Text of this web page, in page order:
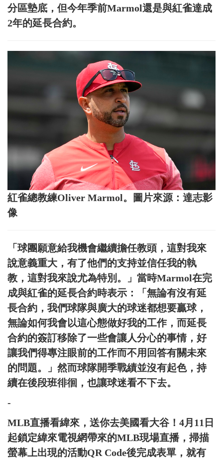
分區墊底，但今年季前Marmol還是與紅雀達成
2年的延長合約。
紅雀總教練Oliver Marmol。圖片來源：達志影
像
「球團願意給我機會繼續擔任教頭，這對我來
說意義重大，有了他們的支持並信任我的執
教，這對我來說尤為特別。」當時Marmol在完
成與紅雀的延長合約時表示：「無論有沒有延
長合約，我們球隊與廣大的球迷都想要贏球，
無論如何我會以這心態做好我的工作，而延長
合約的簽訂移除了一些會讓人分心的事情，好
讓我們得專注眼前的工作而不用回答有關未來
的問題。」然而球隊開季戰績並沒有起色，持
續在後段班徘徊，也讓球迷看不下去。
-
MLB直播看緯來，送你去美國看大谷！4月11日
起鎖定緯來電視網帶來的MLB現場直播，掃描
螢幕上出現的活動QR Code後完成表單，就有